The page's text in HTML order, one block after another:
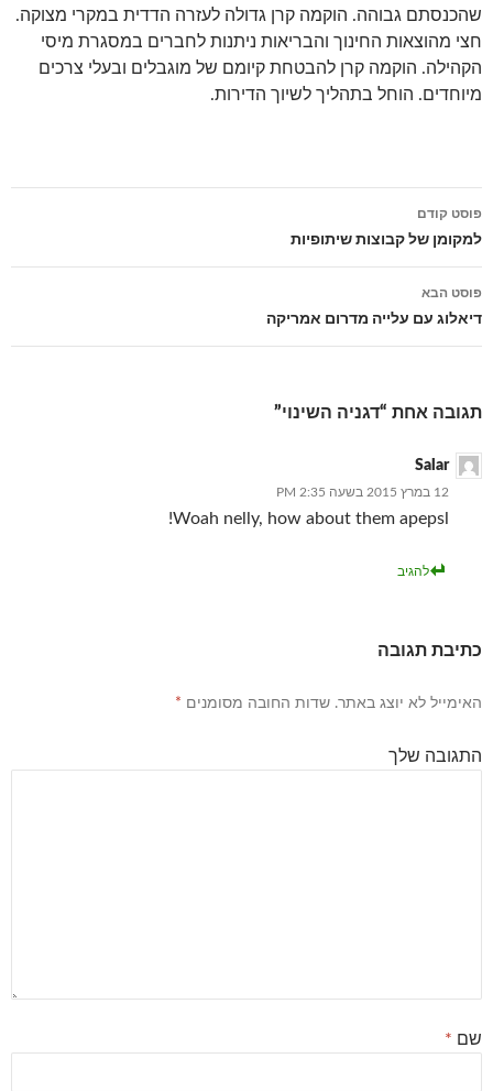
שהכנסתם גבוהה. הוקמה קרן גדולה לעזרה הדדית במקרי מצוקה.
חצי מהוצאות החינוך והבריאות ניתנות לחברים במסגרת מיסי
הקהילה. הוקמה קרן להבטחת קיומם של מוגבלים ובעלי צרכים
מיוחדים. הוחל בתהליך לשיוך הדירות.
ניווט
פוסטים
פוסט קודם
למקומן של קבוצות שיתופיות
פוסט הבא
דיאלוג עם עלייה מדרום אמריקה
תגובה אחת “דגניה השינוי”
Salar
12 במרץ 2015 בשעה 2:35 PM
Woah nelly, how about them apepsl!
להגיב
כתיבת תגובה
האימייל לא יוצג באתר. שדות החובה מסומנים *
התגובה שלך
שם *